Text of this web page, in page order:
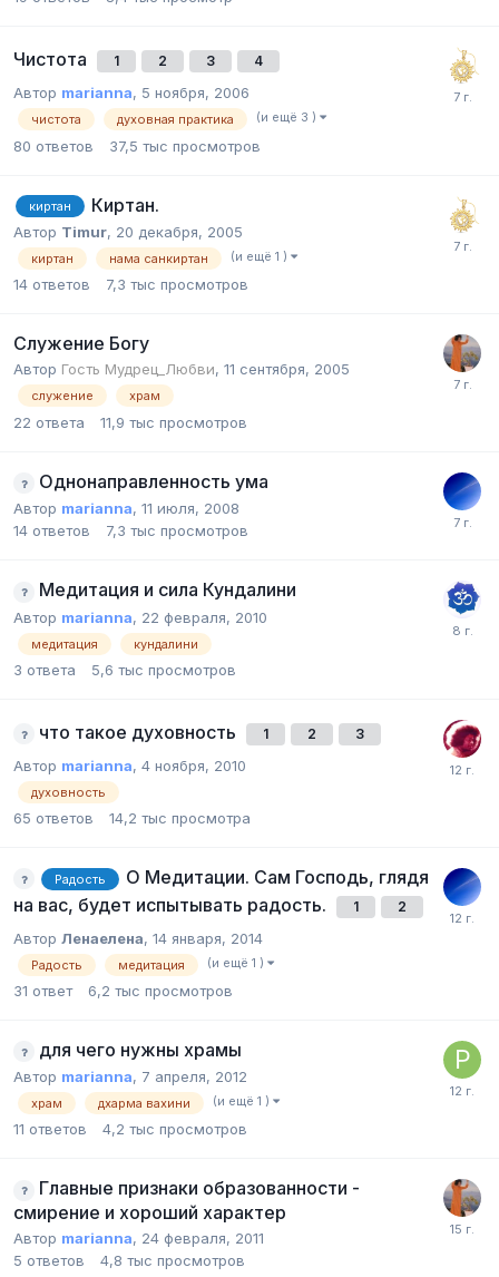
Чистота 1 2 3 4
Автор marianna, 5 ноября, 2006
чистота духовная практика (и ещё 3 )
80 ответов 37,5 тыс просмотров
киртан Киртан.
Автор Timur, 20 декабря, 2005
киртан нама санкиртан (и ещё 1 )
14 ответов 7,3 тыс просмотров
Служение Богу
Автор Гость Мудрец_Любви, 11 сентября, 2005
служение храм
22 ответа 11,9 тыс просмотров
Однонаправленность ума
Автор marianna, 11 июля, 2008
14 ответов 7,3 тыс просмотров
Медитация и сила Кундалини
Автор marianna, 22 февраля, 2010
медитация кундалини
3 ответа 5,6 тыс просмотров
что такое духовность 1 2 3
Автор marianna, 4 ноября, 2010
духовность
65 ответов 14,2 тыс просмотра
Радость
О Медитации. Сам Господь, глядя
на вас, будет испытывать радость.
1 2
Автор Ленаелена, 14 января, 2014
Радость медитация (и ещё 1 )
31 ответ 6,2 тыс просмотров
для чего нужны храмы
Автор marianna, 7 апреля, 2012
храм дхарма вахини (и ещё 1 )
11 ответов 4,2 тыс просмотров
Главные признаки образованности -
смирение и хороший характер
Автор marianna, 24 февраля, 2011
5 ответов 4,8 тыс просмотров